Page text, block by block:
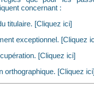
concernant :
titulaire. [Cliquez ici]
exceptionnel. [Cliquez
[Cliquez ici]
orthographique. [Cliquez ici]